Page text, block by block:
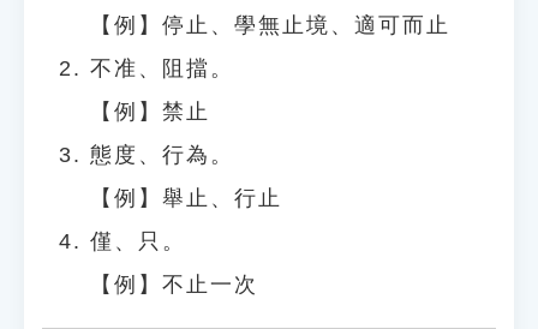
【例】停止、學無止境、適可而止
不准、阻擋。
【例】禁止
態度、行為。
【例】舉止、行止
僅、只。
【例】不止一次